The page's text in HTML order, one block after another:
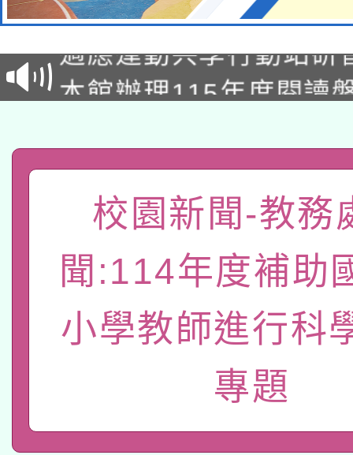
招)
本館辦理115年度閱讀
礎課程
A3數位素養講師名單
「數位內容與教學軟
有關大陸委員會函釋公
薪期間赴陸應申請許可
轉知經濟部水利署委託
業技術研究院辦理「
用水績優單位及節水達
115年8月22日(星期六
桃園市孔廟祈福系列
開 智慧啟航」
本校115學年度第2次
招甄選結果公告(無人
適應運動共學行動站研
校園新聞-教務
聞:114年度補助
小學教師進行科
專題